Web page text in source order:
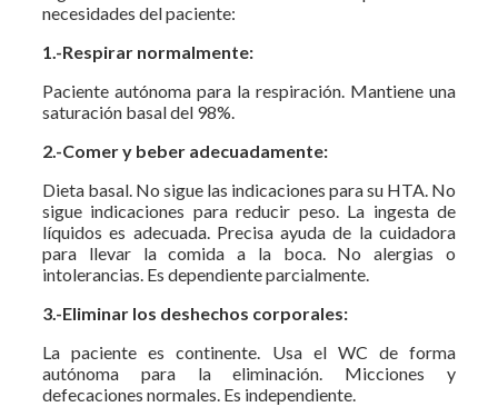
necesidades del paciente:
1.-Respirar normalmente:
Paciente autónoma para la respiración. Mantiene una
saturación basal del 98%.
2.-Comer y beber adecuadamente:
Dieta basal. No sigue las indicaciones para su HTA. No
sigue indicaciones para reducir peso. La ingesta de
líquidos es adecuada. Precisa ayuda de la cuidadora
para llevar la comida a la boca. No alergias o
intolerancias. Es dependiente parcialmente.
3.-Eliminar los deshechos corporales:
La paciente es continente. Usa el WC de forma
autónoma para la eliminación. Micciones y
defecaciones normales. Es independiente.